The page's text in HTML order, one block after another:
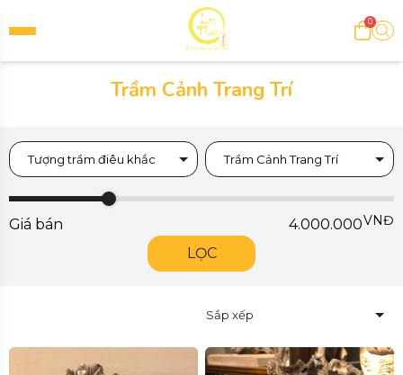
0
Trầm Cảnh Trang Trí
Tượng trầm điêu khắc Trầm Cảnh Trang Trí
Giá bán 4.000.000VNĐ
LỌC
Sắp xếp